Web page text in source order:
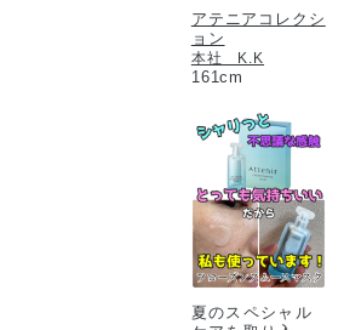
アテニアコレクシ
ョン
本社 K.K
161cm
夏のスペシャル